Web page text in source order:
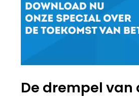
De drempel